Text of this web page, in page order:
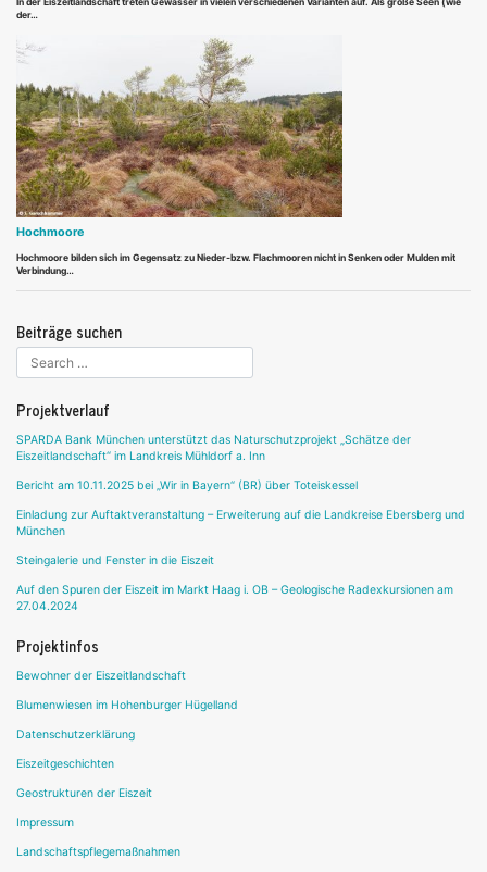
der…
Hochmoore
Hochmoore bilden sich im Gegensatz zu Nieder-bzw. Flachmooren nicht in Senken oder Mulden mit
Verbindung…
Beiträge suchen
Projektverlauf
SPARDA Bank München unterstützt das Naturschutzprojekt „Schätze der
Eiszeitlandschaft“ im Landkreis Mühldorf a. Inn
Bericht am 10.11.2025 bei „Wir in Bayern“ (BR) über Toteiskessel
Einladung zur Auftaktveranstaltung – Erweiterung auf die Landkreise Ebersberg und
München
Steingalerie und Fenster in die Eiszeit
Auf den Spuren der Eiszeit im Markt Haag i. OB – Geologische Radexkursionen am
27.04.2024
Projektinfos
Bewohner der Eiszeitlandschaft
Blumenwiesen im Hohenburger Hügelland
Datenschutzerklärung
Eiszeitgeschichten
Geostrukturen der Eiszeit
Impressum
Landschaftspflegemaßnahmen